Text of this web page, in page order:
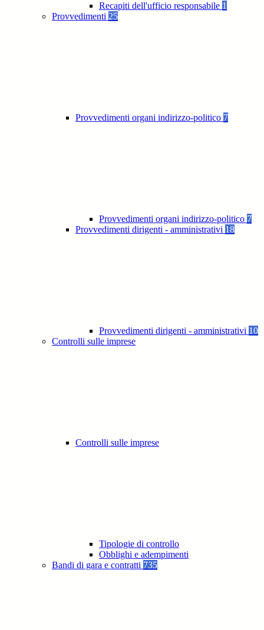
Recapiti dell'ufficio responsabile 1
Provvedimenti 25
Provvedimenti organi indirizzo-politico 7
Provvedimenti organi indirizzo-politico 7
Provvedimenti dirigenti - amministrativi 18
Provvedimenti dirigenti - amministrativi 10
Controlli sulle imprese
Controlli sulle imprese
Tipologie di controllo
Obblighi e adempimenti
Bandi di gara e contratti 735